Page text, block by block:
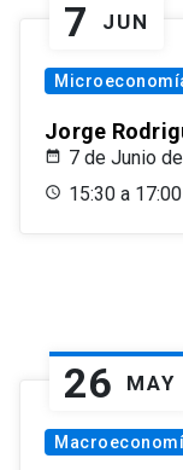
7 JUN
Jorge
7 de Junio
15:30 a 17:00
26 MAY